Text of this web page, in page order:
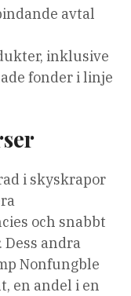
avtal
inklusive
fonder i linje
i skyskrapor
och snabbt
andra
Nonfungble
en andel i en